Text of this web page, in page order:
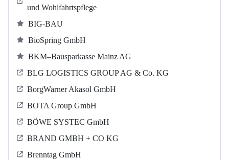
und Wohlfahrtspflege
BIG-BAU
BioSpring GmbH
BKM–Bausparkasse Mainz AG
BLG LOGISTICS GROUP AG & Co. KG
BorgWarner Akasol GmbH
BOTA Group GmbH
BÖWE SYSTEC GmbH
BRAND GMBH + CO KG
Brenntag GmbH